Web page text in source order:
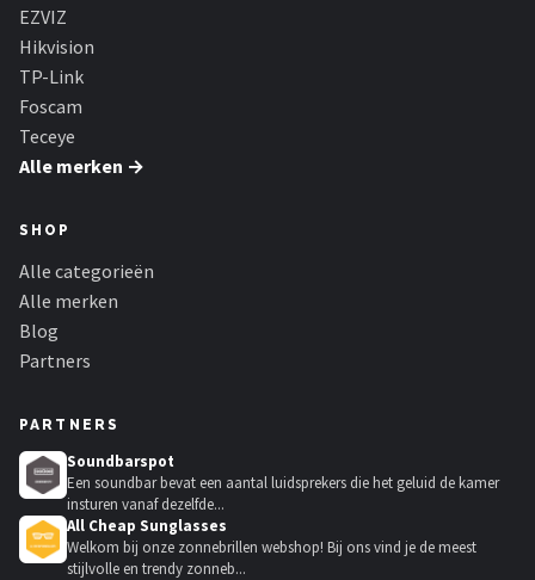
EZVIZ
Hikvision
TP-Link
Foscam
Teceye
Alle merken →
SHOP
Alle categorieën
Alle merken
Blog
Partners
PARTNERS
Soundbarspot
Een soundbar bevat een aantal luidsprekers die het geluid de kamer
insturen vanaf dezelfde...
All Cheap Sunglasses
Welkom bij onze zonnebrillen webshop! Bij ons vind je de meest
stijlvolle en trendy zonneb...